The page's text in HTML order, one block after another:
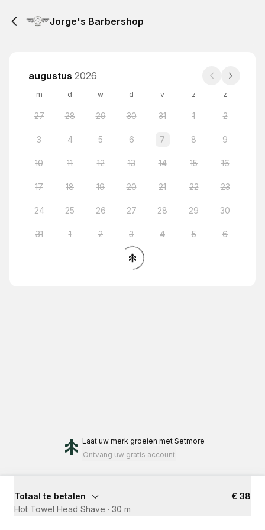
Jorge's Barbershop
augustus 2026
m d w d v z z
27 28 29 30 31 1 2
3 4 5 6 7 8 9
10 11 12 13 14 15 16
17 18 19 20 21 22 23
24 25 26 27 28 29 30
31 1 2 3 4 5 6
Laat uw merk groeien met Setmore
Ontvang uw gratis account
Totaal te betalen
€ 38
Hot Towel Head Shave · 30 m